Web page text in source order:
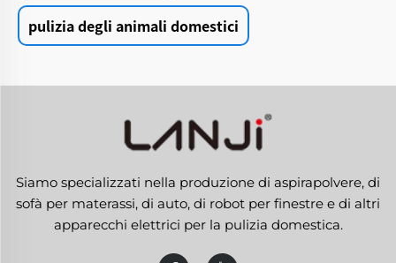
pulizia degli animali domestici
Siamo specializzati nella produzione di aspirapolvere, di
sofà per materassi, di auto, di robot per finestre e di altri
apparecchi elettrici per la pulizia domestica.